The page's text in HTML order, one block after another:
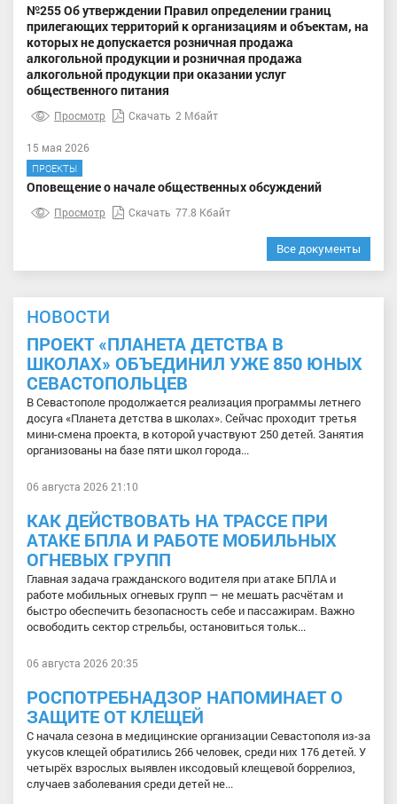
№255 Об утверждении Правил определении границ
прилегающих территорий к организациям и объектам, на
которых не допускается розничная продажа
алкогольной продукции и розничная продажа
алкогольной продукции при оказании услуг
общественного питания
Просмотр Скачать 2 Мбайт
15 мая 2026
ПРОЕКТЫ
Оповещение о начале общественных обсуждений
Просмотр Скачать 77.8 Кбайт
Все документы
НОВОСТИ
ПРОЕКТ «ПЛАНЕТА ДЕТСТВА В
ШКОЛАХ» ОБЪЕДИНИЛ УЖЕ 850 ЮНЫХ
СЕВАСТОПОЛЬЦЕВ
В Севастополе продолжается реализация программы летнего
досуга «Планета детства в школах». Сейчас проходит третья
мини-смена проекта, в которой участвуют 250 детей. Занятия
организованы на базе пяти школ города...
06 августа 2026 21:10
КАК ДЕЙСТВОВАТЬ НА ТРАССЕ ПРИ
АТАКЕ БПЛА И РАБОТЕ МОБИЛЬНЫХ
ОГНЕВЫХ ГРУПП
Главная задача гражданского водителя при атаке БПЛА и
работе мобильных огневых групп — не мешать расчётам и
быстро обеспечить безопасность себе и пассажирам. Важно
освободить сектор стрельбы, остановиться тольк...
06 августа 2026 20:35
РОСПОТРЕБНАДЗОР НАПОМИНАЕТ О
ЗАЩИТЕ ОТ КЛЕЩЕЙ
С начала сезона в медицинские организации Севастополя из-за
укусов клещей обратились 266 человек, среди них 176 детей. У
четырёх взрослых выявлен иксодовый клещевой боррелиоз,
случаев заболевания среди детей не...